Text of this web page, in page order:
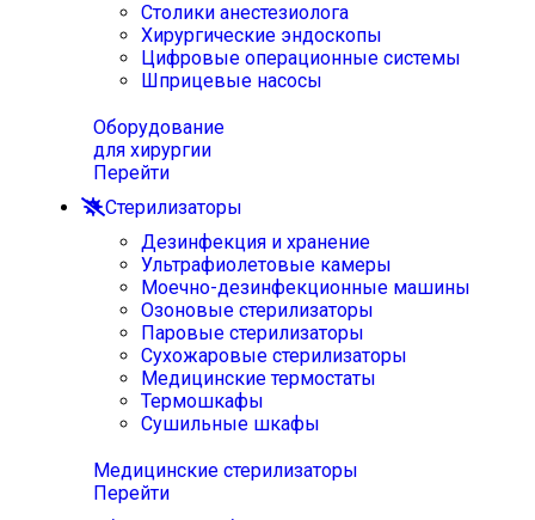
Столики анестезиолога
Хирургические эндоскопы
Цифровые операционные системы
Шприцевые насосы
Оборудование
для хирургии
Перейти
Стерилизаторы
Дезинфекция и хранение
Ультрафиолетовые камеры
Моечно-дезинфекционные машины
Озоновые стерилизаторы
Паровые стерилизаторы
Сухожаровые стерилизаторы
Медицинские термостаты
Термошкафы
Сушильные шкафы
Медицинские стерилизаторы
Перейти